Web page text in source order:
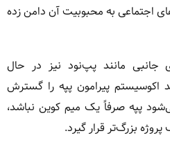
اجتماعی به محبوبیت آن دامن زده
جانبی مانند پپ‌نود نیز در حال
پیرامون پپه را گسترش
پپه صرفاً یک میم کوین نباشد،
بزرگ‌تر قرار گیرد.